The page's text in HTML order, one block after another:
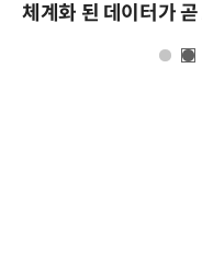
체계화 된 데이터가